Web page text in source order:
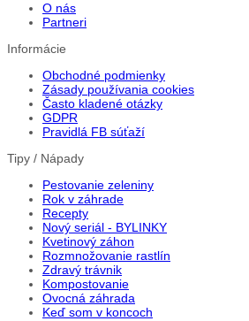
O nás
Partneri
Informácie
Obchodné podmienky
Zásady používania cookies
Často kladené otázky
GDPR
Pravidlá FB súťaží
Tipy / Nápady
Pestovanie zeleniny
Rok v záhrade
Recepty
Nový seriál - BYLINKY
Kvetinový záhon
Rozmnožovanie rastlín
Zdravý trávnik
Kompostovanie
Ovocná záhrada
Keď som v koncoch